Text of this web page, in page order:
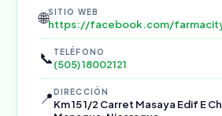
🌐SITIO WEB
https://facebook.com/
📞 TELÉFONO
(505) 18002121
📍DIRECCIÓN
Km 15 1/2 Carret Masaya Edif E